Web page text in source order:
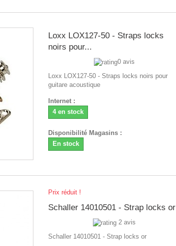
Loxx LOX127-50 - Straps locks
noirs pour...
0 avis
Loxx LOX127-50 - Straps locks noirs pour
guitare acoustique
Internet :
4 en stock
Disponibilité Magasins :
En stock
Prix réduit !
Schaller 14010501 - Strap locks or
2 avis
Schaller 14010501 - Strap locks or